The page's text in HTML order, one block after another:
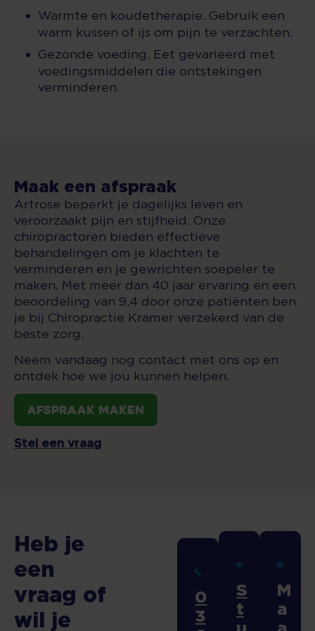
Warmte en koudetherapie. Gebruik een
warm kussen of ijs om pijn te verzachten.
Gezonde voeding. Eet gevarieerd met
voedingsmiddelen die ontstekingen
verminderen.
Maak een afspraak
Artrose beperkt je dagelijks leven en
veroorzaakt pijn en stijfheid. Onze
chiropractoren bieden effectieve
behandelingen om je klachten te
verminderen en je gewrichten soepeler te
maken. Met meer dan 40 jaar ervaring en een
beoordeling van 9,4 door onze patiënten ben
je bij Chiropractie Kramer verzekerd van de
beste zorg.
Neem vandaag nog contact met ons op en
ontdek hoe we jou kunnen helpen.
Afspraak maken
Stel een vraag
Heb je
een
vraag of
wil je
0
3
S
t
M
a